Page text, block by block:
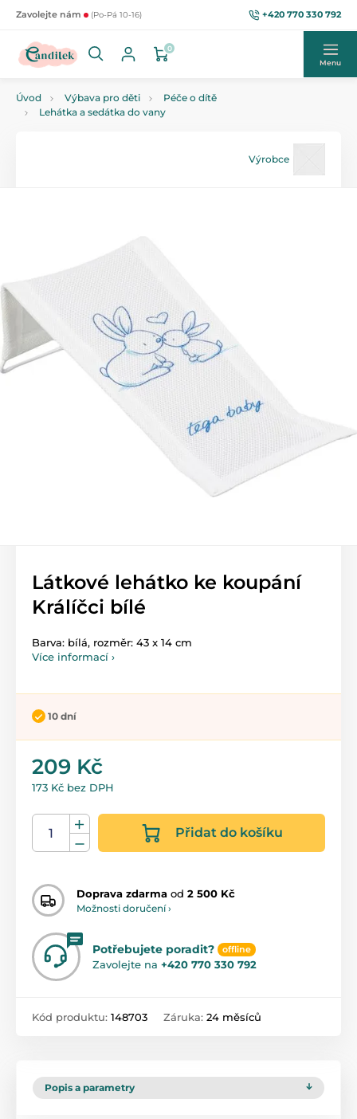
Zavolejte nám (Po-Pá 10-16) +420 770 330 792
0
Menu
Úvod Výbava pro děti
Péče o dítě
Lehátka a sedátka do vany
Výrobce
Látkové lehátko ke koupání
Králíčci bílé
Barva: bílá, rozměr: 43 x 14 cm
Více informací ›
10 dní
209 Kč
173 Kč bez DPH
Přidat do košíku
Doprava zdarma od 2 500 Kč
Možnosti doručení ›
Potřebujete poradit? offline
Zavolejte na +420 770 330 792
Kód produktu: 148703 Záruka: 24 měsíců
Popis a parametry